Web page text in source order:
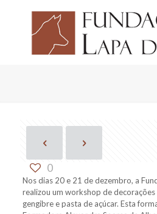
0
Nos dias 20 e 21 de dezembro, a
realizou um workshop de
gengibre e pasta de açúcar. Esta